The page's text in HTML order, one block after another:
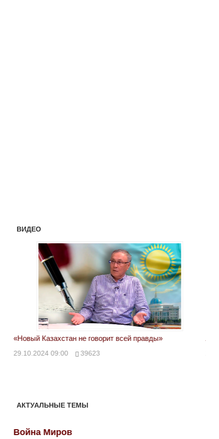
ВИДЕО
«Новый Казахстан не говорит всей правды»
29.10.2024 09:00 39623
АКТУАЛЬНЫЕ ТЕМЫ
Война Миров